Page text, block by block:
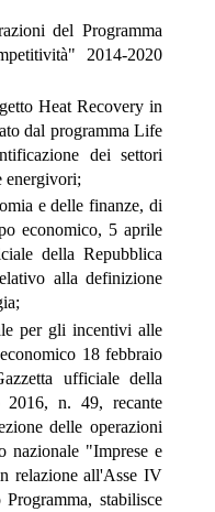
del Programma
2014-2020
Heat Recovery in
dal programma Life
dei settori
energivori;
e delle finanze, di
economico, 5 aprile
della Repubblica
alla definizione
per gli incentivi alle
18 febbraio
ufficiale della
2016, n. 49, recante
delle operazioni
nazionale "Imprese e
relazione all'Asse IV
stabilisce